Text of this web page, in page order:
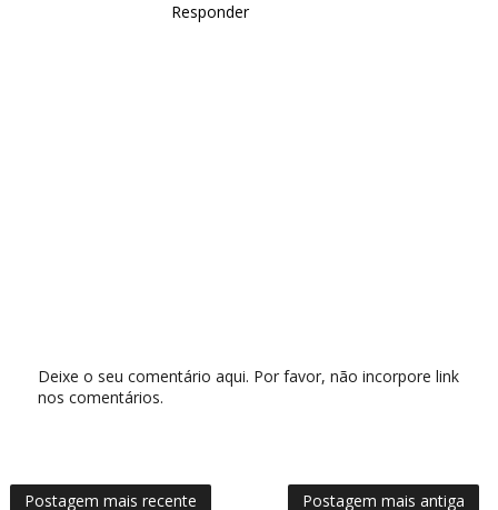
Responder
Deixe o seu comentário aqui. Por favor, não incorpore link
nos comentários.
Postagem mais recente Postagem mais antiga